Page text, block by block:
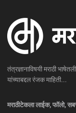
तंत्रज्ञानाविषयी मराठी
यांच्याबद्दल रंजक माहिती...
मराठीटेकला लाईक, फॉलो,